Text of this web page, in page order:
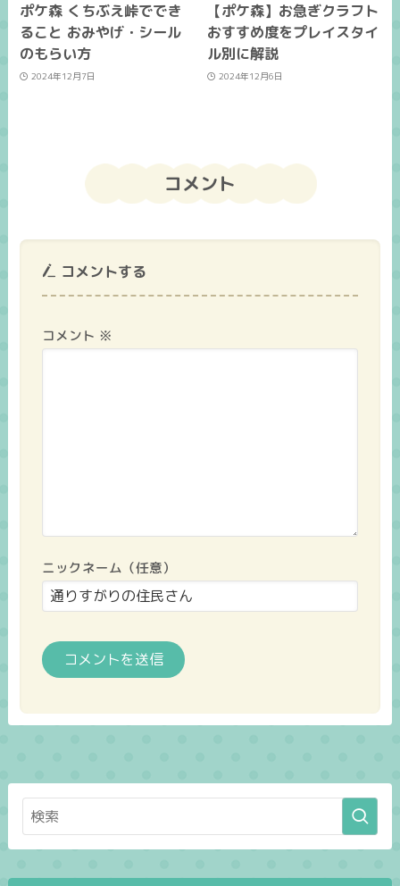
ポケ森 くちぶえ峠ででき
ること おみやげ・シール
のもらい方
2024年12月7日
【ポケ森】お急ぎクラフト
おすすめ度をプレイスタイ
ル別に解説
2024年12月6日
コメント
コメントする
コメント ※
ニックネーム（任意）